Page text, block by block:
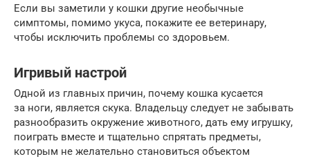
Если вы заметили у кошки другие необычные
симптомы, помимо укуса, покажите ее ветеринару,
чтобы исключить проблемы со здоровьем.
Игривый настрой
Одной из главных причин, почему кошка кусается
за ноги, является скука. Владельцу следует не забывать
разнообразить окружение животного, дать ему игрушку,
поиграть вместе и тщательно спрятать предметы,
которым не желательно становиться объектом